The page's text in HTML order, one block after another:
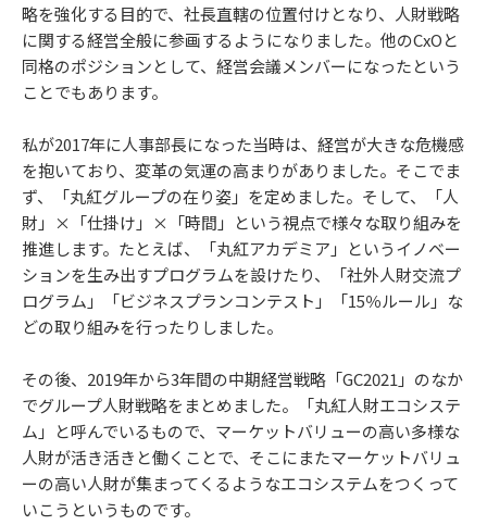
略を強化する目的で、社長直轄の位置付けとなり、人財戦略
に関する経営全般に参画するようになりました。他のCxOと
同格のポジションとして、経営会議メンバーになったという
ことでもあります。
私が2017年に人事部長になった当時は、経営が大きな危機感
を抱いており、変革の気運の高まりがありました。そこでま
ず、「丸紅グループの在り姿」を定めました。そして、「人
財」×「仕掛け」×「時間」という視点で様々な取り組みを
推進します。たとえば、「丸紅アカデミア」というイノベー
ションを生み出すプログラムを設けたり、「社外人財交流プ
ログラム」「ビジネスプランコンテスト」「15％ルール」な
どの取り組みを行ったりしました。
その後、2019年から3年間の中期経営戦略「GC2021」のなか
でグループ人財戦略をまとめました。「丸紅人財エコシステ
ム」と呼んでいるもので、マーケットバリューの高い多様な
人財が活き活きと働くことで、そこにまたマーケットバリュ
ーの高い人財が集まってくるようなエコシステムをつくって
いこうというものです。